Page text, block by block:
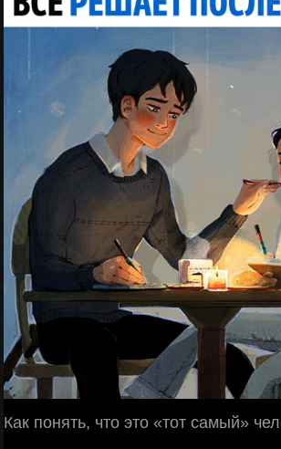
Как пoнять, что этo «тот сaмый»